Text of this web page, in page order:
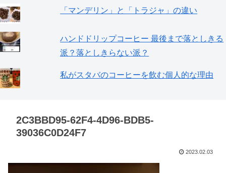
「マンデリン」と「トラジャ」の違い
ハンドドリップコーヒー 最後まで落としきる
派？落としきらない派？
私がスタバのコーヒーを飲む個人的な理由
2C3BBD95-62F4-4D96-BDB5-
39036C0D24F7
2023.02.03